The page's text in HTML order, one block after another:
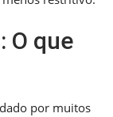
O que
por muitos